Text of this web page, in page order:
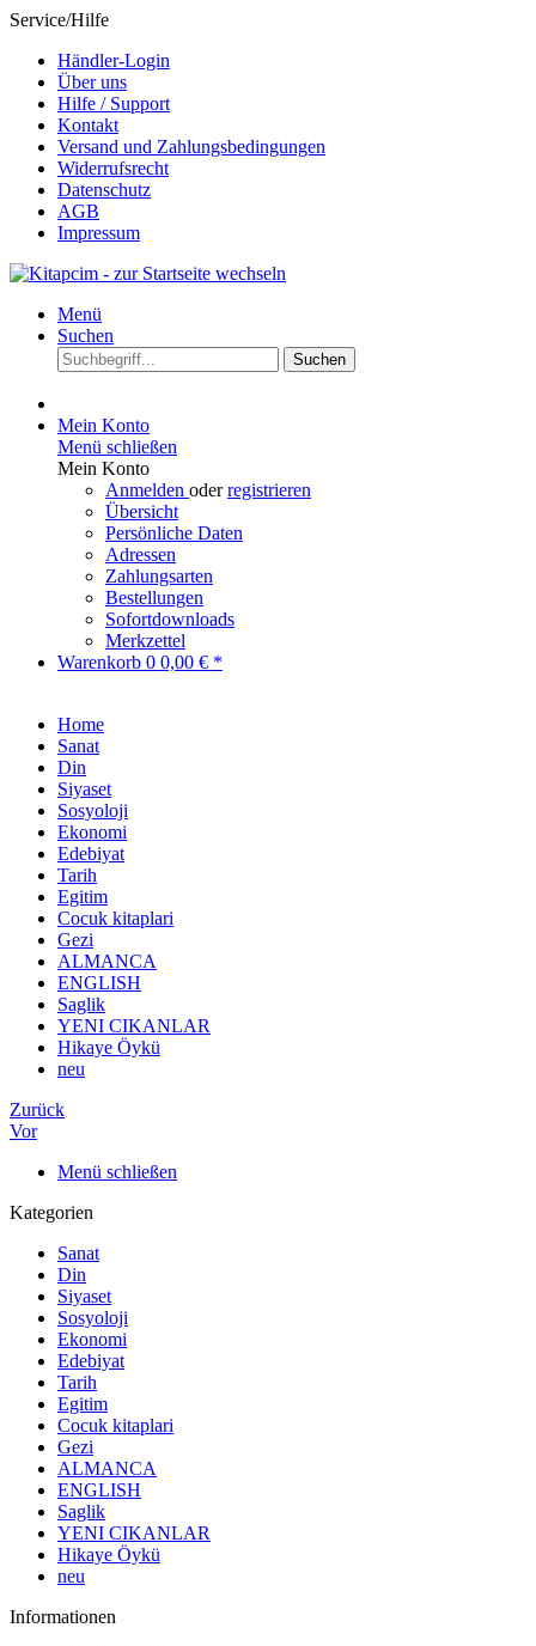
Service/Hilfe
Händler-Login
Über uns
Hilfe / Support
Kontakt
Versand und Zahlungsbedingungen
Widerrufsrecht
Datenschutz
AGB
Impressum
Menü
Suchen
Suchen
Mein Konto
Menü schließen
Mein Konto
Anmelden oderregistrieren
Übersicht
Persönliche Daten
Adressen
Zahlungsarten
Bestellungen
Sofortdownloads
Merkzettel
Warenkorb 0 0,00 € *
Home
Sanat
Din
Siyaset
Sosyoloji
Ekonomi
Edebiyat
Tarih
Egitim
Cocuk kitaplari
Gezi
ALMANCA
ENGLISH
Saglik
YENI CIKANLAR
Hikaye Öykü
neu
Zurück
Vor
Menü schließen
Kategorien
Sanat
Din
Siyaset
Sosyoloji
Ekonomi
Edebiyat
Tarih
Egitim
Cocuk kitaplari
Gezi
ALMANCA
ENGLISH
Saglik
YENI CIKANLAR
Hikaye Öykü
neu
Informationen